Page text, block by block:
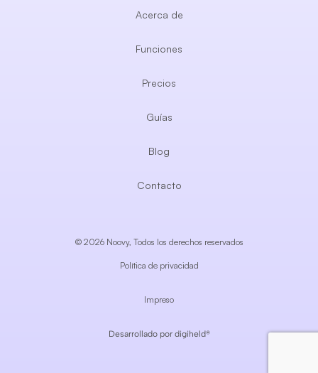
Acerca de
Funciones
Precios
Guías
Blog
Contacto
© 2026 Noovy, Todos los derechos reservados
Política de privacidad
Impreso
Desarrollado por digiheld®